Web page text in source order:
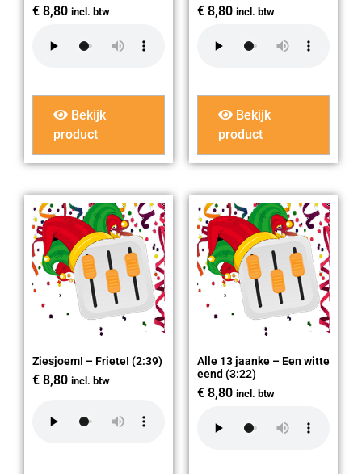
€ 8,80 incl. btw
Bekijk
product
€ 8,80 incl. btw
Bekijk
product
Ziesjoem! – Friete! (2:39)
€ 8,80 incl. btw
Alle 13 jaanke – Een witte
eend (3:22)
€ 8,80 incl. btw